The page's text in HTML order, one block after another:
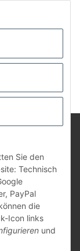
Sie den
Technisch
PayPal
die
Icon links
und